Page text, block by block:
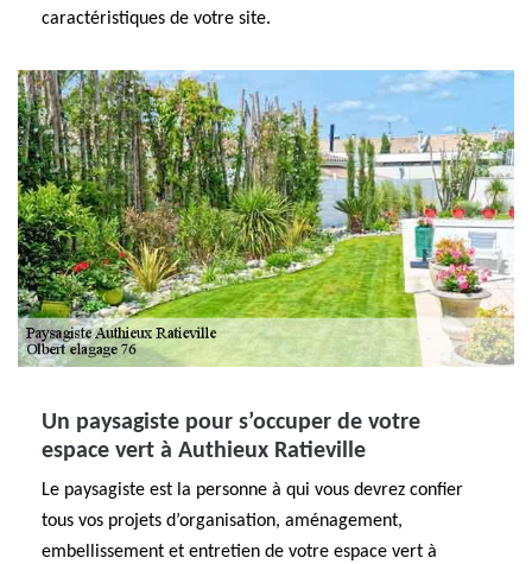
caractéristiques de votre site.
Un paysagiste pour s’occuper de votre
espace vert à Authieux Ratieville
Le paysagiste est la personne à qui vous devrez confier
tous vos projets d’organisation, aménagement,
embellissement et entretien de votre espace vert à